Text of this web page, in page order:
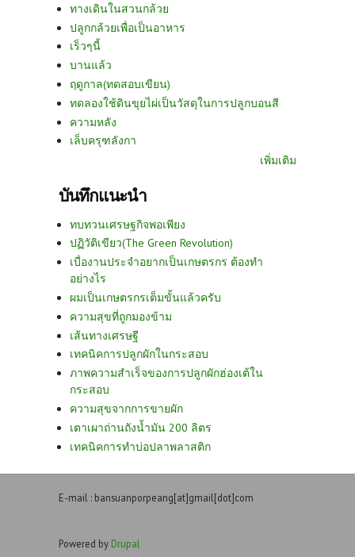
ทางเดินในสวนกล้วย
ปลูกกล้วยเพื่อเป็นอาหาร
เร็วๆนี้
บานแล้ว
ฤดูกาล(ทดสอบเขียน)
ทดลองใช้ดินขุยไผ่เป็นวัสดุในการปลูกบอนสี
ความหลัง
เล็บครุฑลังกา
เพิ่มเติม
บันทึกแนะนำ
ทบทวนเศรษฐกิจพอเพียง
ปฏิวัติเขียว(The Green Revolution)
เบื่องานประจำอยากเป็นเกษตรกร ต้องทำ
อย่างไร
ผมเป็นเกษตรกรเต็มขั้นแล้วครับ
ความสุขที่ถูกมองข้าม
เส้นทางเศรษฐี
เทคนิคการปลูกผักในกระสอบ
ภาพความสำเร็จของการปลูกผักฮ่องเต้ใน
กระสอบ
ความสุขจากการขายผัก
เตาเผาถ่านถังน้ำมัน 200 ลิตร
เทคนิคการทำบ่อปลาพลาสติก
E-mail : bansuanporpeang[at]gmail[dot]com
Powered by Drupal